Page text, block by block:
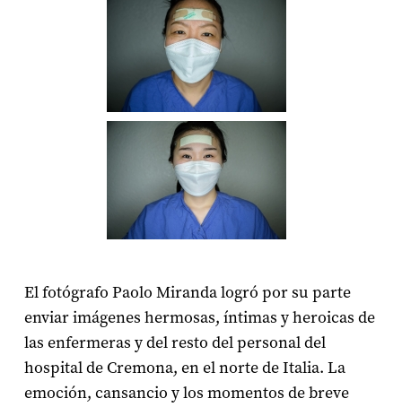
El fotógrafo Paolo Miranda logró por su parte
enviar imágenes hermosas, íntimas y heroicas de
las enfermeras y del resto del personal del
hospital de Cremona, en el norte de Italia. La
emoción, cansancio y los momentos de breve